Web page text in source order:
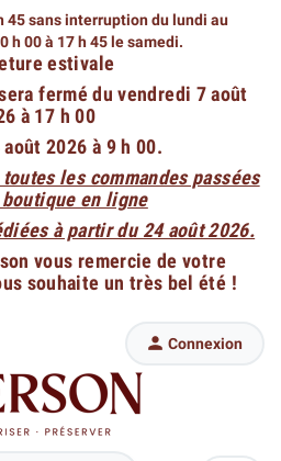
45 sans interruption du lundi au
h 00 à 17 h 45 le samedi.
estivale
fermé du vendredi 7 août
à 17 h 00
2026 à 9 h 00.
les commandes passées
en ligne
à partir du 24 août 2026.
vous remercie de votre
souhaite un très bel été !
 Connexion